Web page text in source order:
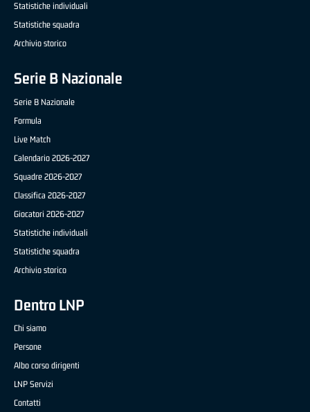
Statistiche individuali
Statistiche squadra
Archivio storico
Serie B Nazionale
Serie B Nazionale
Formula
Live Match
Calendario 2026-2027
Squadre 2026-2027
Classifica 2026-2027
Giocatori 2026-2027
Statistiche individuali
Statistiche squadra
Archivio storico
Dentro LNP
Chi siamo
Persone
Albo corso dirigenti
LNP Servizi
Contatti